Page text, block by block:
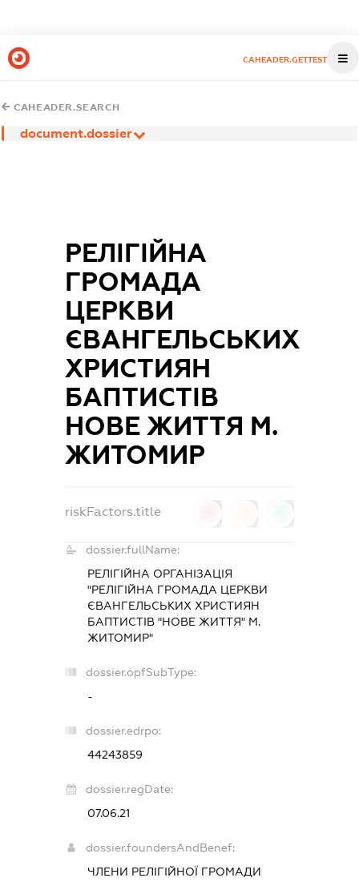
CAHEADER.GETTEST
CAHEADER.SEARCH
document.dossier
РЕЛІГІЙНА
ГРОМАДА
ЦЕРКВИ
ЄВАНГЕЛЬСЬКИХ
ХРИСТИЯН
БАПТИСТІВ
НОВЕ ЖИТТЯ М.
ЖИТОМИР
riskFactors.title
dossier.fullName:
РЕЛІГІЙНА ОРГАНІЗАЦІЯ
"РЕЛІГІЙНА ГРОМАДА ЦЕРКВИ
ЄВАНГЕЛЬСЬКИХ ХРИСТИЯН
БАПТИСТІВ "НОВЕ ЖИТТЯ" М.
ЖИТОМИР"
dossier.opfSubType:
-
dossier.edrpo:
44243859
dossier.regDate:
07.06.21
dossier.foundersAndBenef:
ЧЛЕНИ РЕЛІГІЙНОЇ ГРОМАДИ